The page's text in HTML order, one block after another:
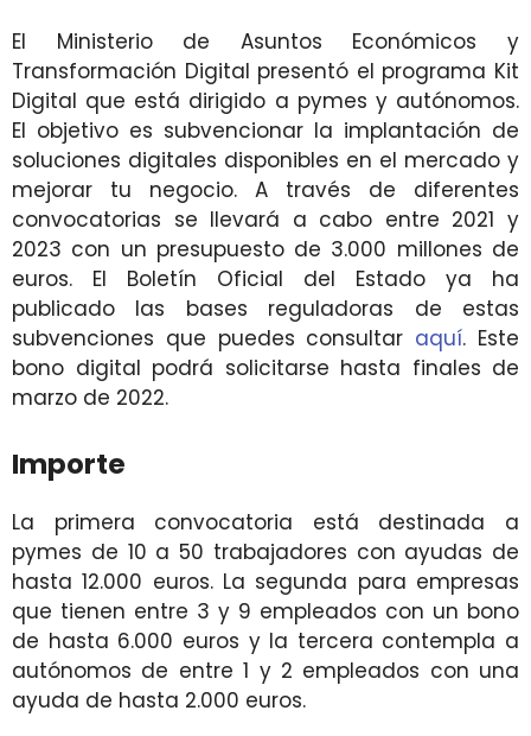
El Ministerio de Asuntos Económicos y
Transformación Digital presentó el programa Kit
Digital que está dirigido a pymes y autónomos.
El objetivo es subvencionar la implantación de
soluciones digitales disponibles en el mercado y
mejorar tu negocio. A través de diferentes
convocatorias se llevará a cabo entre 2021 y
2023 con un presupuesto de 3.000 millones de
euros. El Boletín Oficial del Estado ya ha
publicado las bases reguladoras de estas
subvenciones que puedes consultar aquí. Este
bono digital podrá solicitarse hasta finales de
marzo de 2022.
Importe
La primera convocatoria está destinada a
pymes de 10 a 50 trabajadores con ayudas de
hasta 12.000 euros. La segunda para empresas
que tienen entre 3 y 9 empleados con un bono
de hasta 6.000 euros y la tercera contempla a
autónomos de entre 1 y 2 empleados con una
ayuda de hasta 2.000 euros.